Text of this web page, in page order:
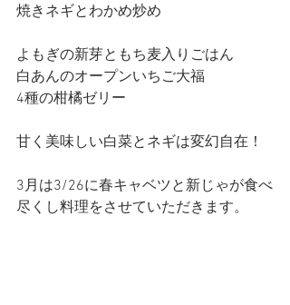
焼きネギとわかめ炒め
よもぎの新芽ともち麦入りごはん
白あんのオープンいちご大福
4種の柑橘ゼリー
甘く美味しい白菜とネギは変幻自在！
3月は3/26に春キャベツと新じゃが食べ
尽くし料理をさせていただきます。